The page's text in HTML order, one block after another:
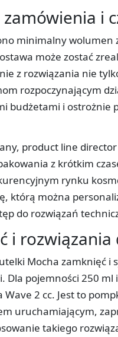
i
minimalny wolumen
może zostać
z rozwiązania nie
rozpoczynającym
budżetami i
product line
z krótkim
rynku
którą można
do rozwiązań
i rozwiązania
Mocha zamknięć i
Dla pojemności 250
2 cc. Jest to
uruchamiającym,
takiego